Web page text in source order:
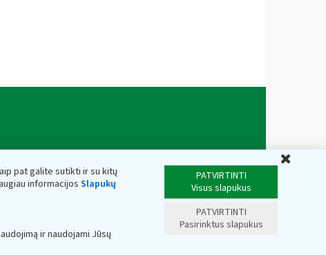
pat galite sutikti ir su kitų
informacijos Slapukų
ir naudojami Jūsų
PATVIRTINTI
Visus slapukus
PATVIRTINTI
Pasirinktus slapukus